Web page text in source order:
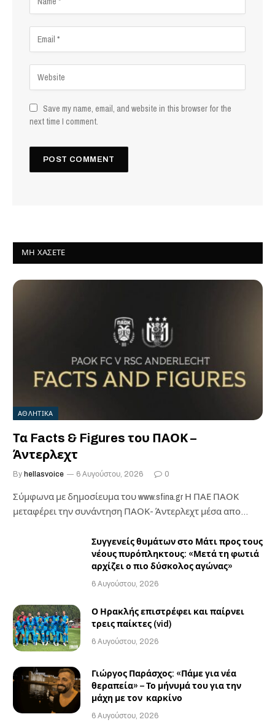
Save my name, email, and website in this browser for the
next time I comment.
ΜΗ ΧΆΣΕΤΕ
ΑΘΛΗΤΙΚΑ
Τα Facts & Figures του ΠΑΟΚ –
Άντερλεχτ
By hellasvoice 6 Αυγούστου, 2026 0
Σύμφωνα με δημοσίευμα του www.sfina.gr Η ΠΑΕ ΠΑΟΚ
μεταφέρει την συνάντηση ΠΑΟΚ- Άντερλεχτ μέσα απο…
Συγγενείς θυμάτων στο Μάτι προς τους
νέους πυρόπληκτους: «Μετά τη φωτιά
αρχίζει ο πιο δύσκολος αγώνας»
6 Αυγούστου, 2026
Ο Ηρακλής επιστρέφει και παίρνει
τρεις παίκτες (vid)
6 Αυγούστου, 2026
Γιώργος Παράσχος: «Πάμε για νέα
θεραπεία» – Το μήνυμά του για την
μάχη με τον καρκίνο
6 Αυγούστου, 2026